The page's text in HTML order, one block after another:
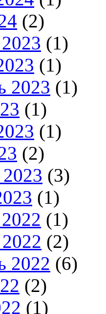
(2)
(1)
(1)
2023 (1)
(1)
(1)
(2)
(3)
(1)
(1)
(2)
2022 (6)
(2)
(1)